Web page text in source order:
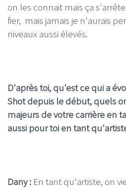
on les connait mais ça
fier, mais jamais je n'aurais
niveaux aussi élevés.
D'après toi, qu'est ce qui a
Shot depuis le début, quels
majeurs de votre carrière en
aussi pour toi en tant
Dany : En tant qu'artiste, on